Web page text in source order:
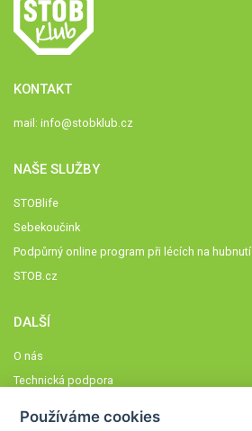
KONTAKT
mail: info@stobklub.cz
NAŠE SLUŽBY
STOBlife
Sebekoučink
Podpůrný online program při lécích na hubnutí
STOB.cz
DALŠÍ
O nás
Technická podpora
Používáme cookies